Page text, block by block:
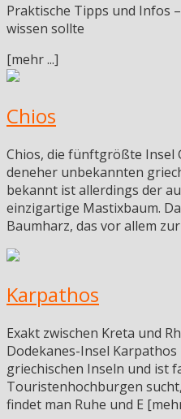
Praktische Tipps und Infos
wissen sollte
[mehr ...]
Chios
Chios, die fünftgrößte Insel
deneher unbekannten
bekannt ist allerdings der
einzigartige Mastixbaum.
Baumharz, das vor allem
Karpathos
Exakt zwischen Kreta und
Dodekanes-Insel
griechischen Inseln und ist
Touristenhochburgen
findet man Ruhe und E